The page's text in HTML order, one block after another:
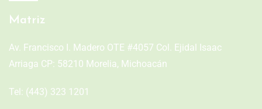
Matriz
Av. Francisco I. Madero OTE #4057 Col. Ejidal Isaac
Arriaga CP: 58210 Morelia, Michoacán
Tel: (443) 323 1201